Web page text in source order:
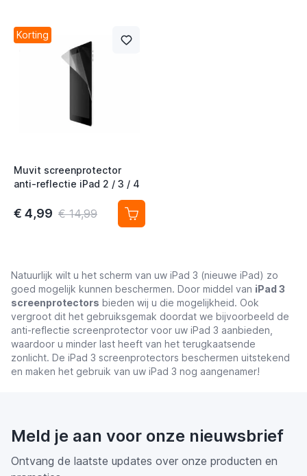
Korting
Muvit screenprotector
anti-reflectie iPad 2 / 3 / 4
€ 4,99 € 14,99
Natuurlijk wilt u het scherm van uw iPad 3 (nieuwe iPad) zo
goed mogelijk kunnen beschermen. Door middel van iPad 3
screenprotectors bieden wij u die mogelijkheid. Ook
vergroot dit het gebruiksgemak doordat we bijvoorbeeld de
anti-reflectie screenprotector voor uw iPad 3 aanbieden,
waardoor u minder last heeft van het terugkaatsende
zonlicht. De iPad 3 screenprotectors beschermen uitstekend
en maken het gebruik van uw iPad 3 nog aangenamer!
Meld je aan voor onze nieuwsbrief
Ontvang de laatste updates over onze producten en